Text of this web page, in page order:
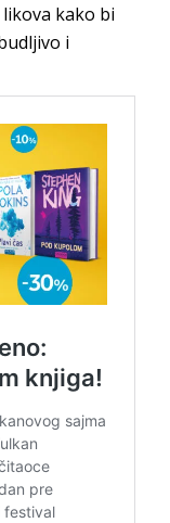
kako bi
i